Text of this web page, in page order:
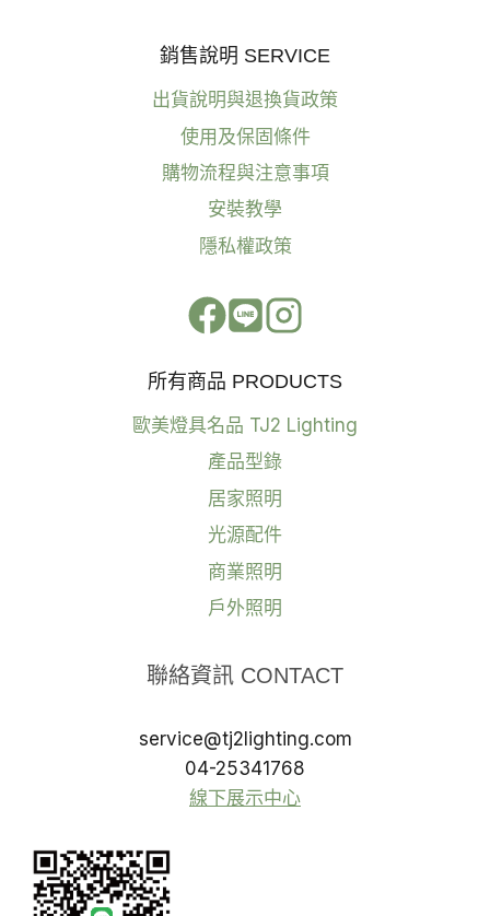
銷售說明 SERVICE
出貨說明與退換貨政策
使用及保固條件
購物流程與注意事項
安裝教學
隱私權政策
所有商品 PRODUCTS
歐美燈具名品 TJ2 Lighting
產品型錄
居家照明
光源配件
商業照明
戶外照明
聯絡資訊 CONTACT
service@tj2lighting.com
04-25341768
線下展示中心